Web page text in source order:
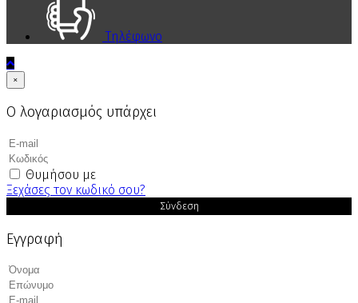
Τηλέφωνο
×
Ο λογαριασμός υπάρχει
Θυμήσου με
Ξεχάσες τον κωδικό σου?
Σύνδεση
Εγγραφή